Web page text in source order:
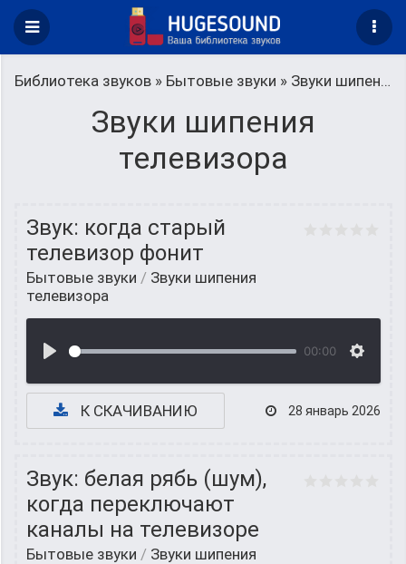
Библиотека звуков » Бытовые звуки » Звуки шипения телевизора
Звуки шипения
телевизора
Звук: когда старый
телевизор фонит
Бытовые звуки / Звуки шипения
телевизора
00:00
К СКАЧИВАНИЮ 28 январь 2026
Звук: белая рябь (шум),
когда переключают
каналы на телевизоре
Бытовые звуки / Звуки шипения